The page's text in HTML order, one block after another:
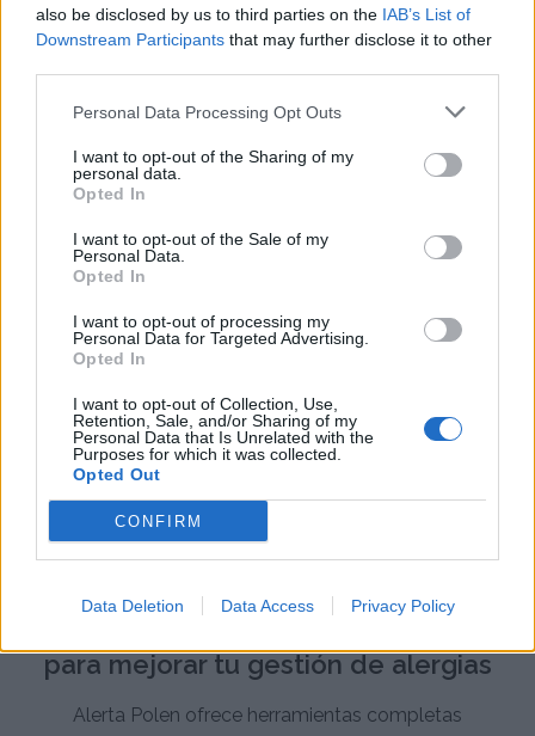
also be disclosed by us to third parties on the IAB’s List of
Downstream Participants that may further disclose it to other
Personal Data Processing Opt Outs
I want to opt-out of the Sharing of my
personal data.
Opted In
I want to opt-out of the Sale of my
Personal Data.
Opted In
I want to opt-out of processing my
Personal Data for Targeted Advertising.
Opted In
I want to opt-out of Collection, Use,
Retention, Sale, and/or Sharing of my
Personal Data that Is Unrelated with the
Purposes for which it was collected.
Opted Out
CONFIRM
Data Deletion Data Access Privacy Policy
comunes para capturar partículas de polen y
reducir la exposición nocturna
sensibilización específicas y considerar
tratamientos como inmunoterapia, especialmente
si resides en Talavera clasificada como localidad
para mejorar tu gestión de alergias
Alerta Polen ofrece herramientas completas